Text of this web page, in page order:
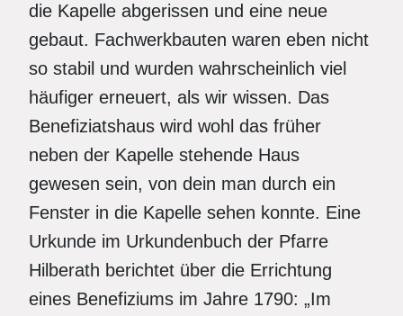
die Kapelle abgerissen und eine neue
gebaut. Fachwerkbauten waren eben nicht
so stabil und wurden wahrscheinlich viel
häufiger erneuert, als wir wissen. Das
Benefiziatshaus wird wohl das früher
neben der Kapelle stehende Haus
gewesen sein, von dein man durch ein
Fenster in die Kapelle sehen konnte. Eine
Urkunde im Urkundenbuch der Pfarre
Hilberath berichtet über die Errichtung
eines Benefiziums im Jahre 1790: „Im